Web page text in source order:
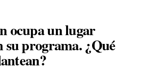
ocupa un lugar
su programa. ¿Qué